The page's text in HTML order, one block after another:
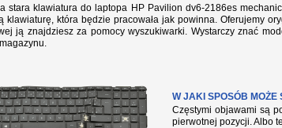
stara klawiatura do laptopa HP Pavilion dv6-2186es
klawiaturę, która będzie pracowała jak powinna. Oferujemy
ją znajdziesz za pomocy wyszukiwarki. Wystarczy znać
W JAKI SPOSÓB MOŻE
Częstymi objawami są
pierwotnej pozycji. Albo